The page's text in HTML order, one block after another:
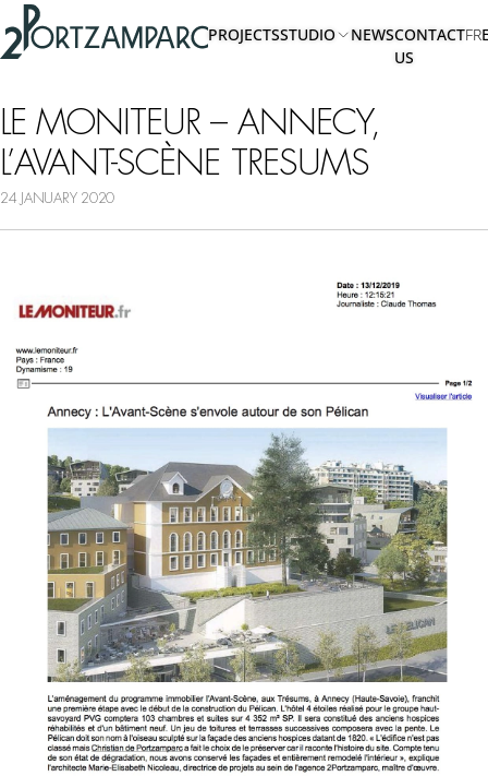
Accéder à l'en-tête
Accéder au contenu principal
Accéder au pied de page
2portzamparc
PROJECTSSTUDIO
TEAM
NEWSCONTACT
US
FR
LE MONITEUR – ANNECY,
L’AVANT-SCÈNE TRESUMS
24 JANUARY 2020